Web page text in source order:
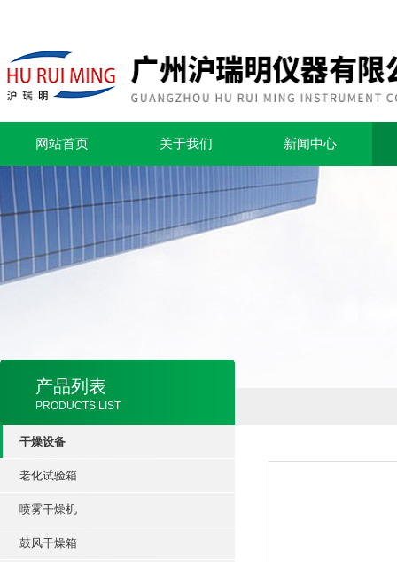
网站首页 关于我们 新闻中心
产品列表
PRODUCTS LIST
干燥设备
老化试验箱
喷雾干燥机
鼓风干燥箱